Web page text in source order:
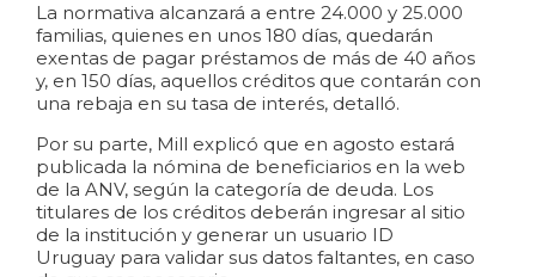
La normativa alcanzará a entre 24.000 y 25.000
familias, quienes en unos 180 días, quedarán
exentas de pagar préstamos de más de 40 años
y, en 150 días, aquellos créditos que contarán con
una rebaja en su tasa de interés, detalló.
Por su parte, Mill explicó que en agosto estará
publicada la nómina de beneficiarios en la web
de la ANV, según la categoría de deuda. Los
titulares de los créditos deberán ingresar al sitio
de la institución y generar un usuario ID
Uruguay para validar sus datos faltantes, en caso